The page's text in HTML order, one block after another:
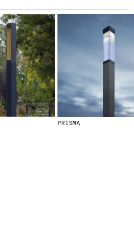
PRISMA